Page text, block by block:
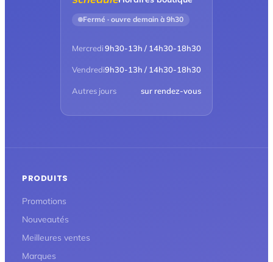
Fermé · ouvre demain à 9h30
Mercredi9h30-13h / 14h30-18h30
Vendredi9h30-13h / 14h30-18h30
Autres jours sur rendez-vous
PRODUITS
Promotions
Nouveautés
Meilleures ventes
Marques